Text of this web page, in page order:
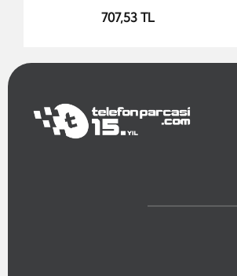
707,53 TL